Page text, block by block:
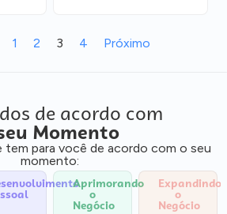
1 2 3 4 Próximo
de acordo com
Momento
tem para você de acordo com o seu
momento:
Aprimorando
o
Negócio
Expandindo
o
Negócio